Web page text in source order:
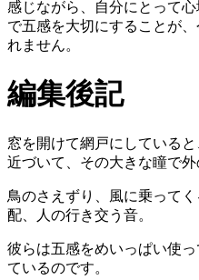
感じながら、自分にとって
で五感を大切にすることが
れません。
編集後記
窓を開けて網戸にしている
近づいて、その大きな瞳で
鳥のさえずり、風に乗って
配、人の行き交う音。
彼らは五感をめいっぱい使
ているのです。